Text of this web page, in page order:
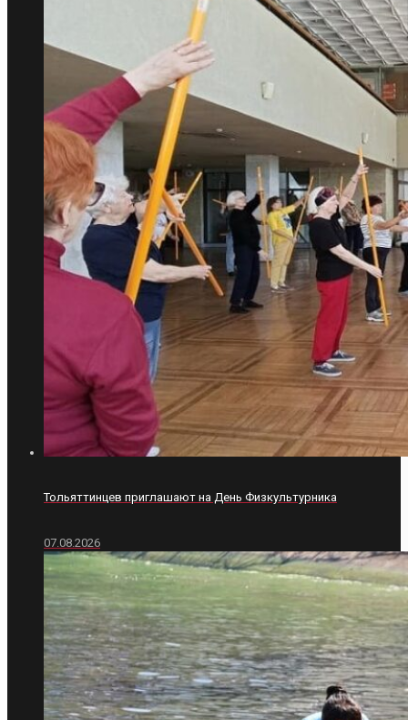
Тольяттинцев приглашают на День Физкультурника
07.08.2026